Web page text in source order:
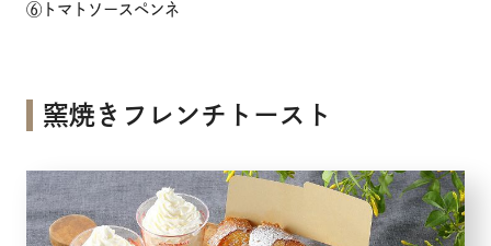
⑥トマトソースペンネ
窯焼きフレンチトースト